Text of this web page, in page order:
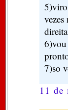
5)viro
vezes
direita
6)vou
7)so
11 de